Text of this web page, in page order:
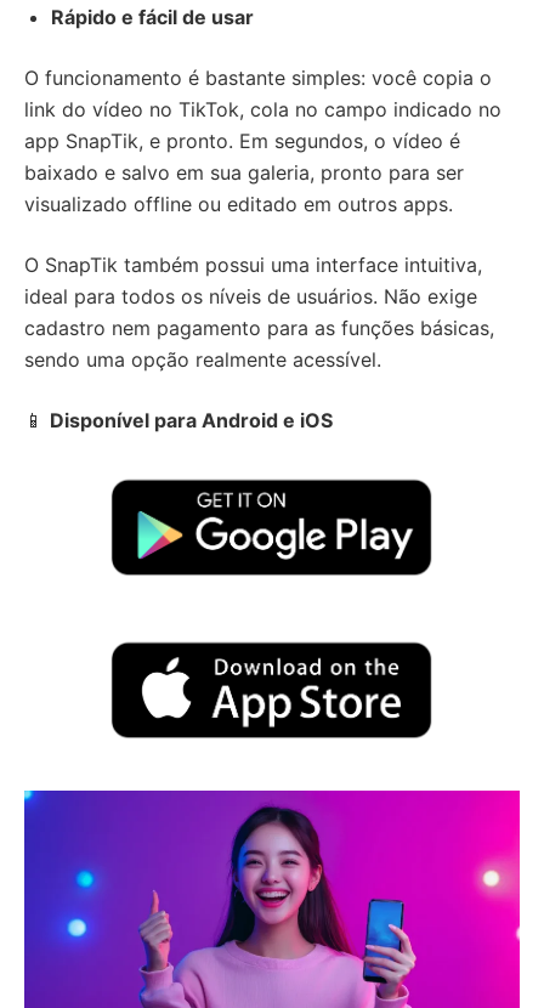
Rápido e fácil de usar
O funcionamento é bastante simples: você copia o
link do vídeo no TikTok, cola no campo indicado no
app SnapTik, e pronto. Em segundos, o vídeo é
baixado e salvo em sua galeria, pronto para ser
visualizado offline ou editado em outros apps.
O SnapTik também possui uma interface intuitiva,
ideal para todos os níveis de usuários. Não exige
cadastro nem pagamento para as funções básicas,
sendo uma opção realmente acessível.
📱 Disponível para Android e iOS